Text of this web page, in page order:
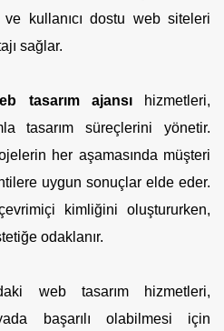
kullanıcı dostu web siteleri
sağlar.
tasarım ajansıhizmetleri,
tasarım süreçlerini yönetir.
her aşamasında müşteri
uygun sonuçlar elde eder.
kimliğini oluştururken,
odaklanır.
web tasarım hizmetleri,
başarılı olabilmesi için